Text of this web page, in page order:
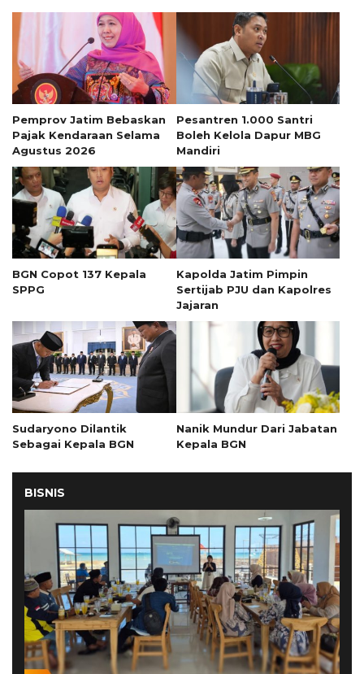
Pemprov Jatim Bebaskan
Pajak Kendaraan Selama
Agustus 2026
Pesantren 1.000 Santri
Boleh Kelola Dapur MBG
Mandiri
BGN Copot 137 Kepala
SPPG
Kapolda Jatim Pimpin
Sertijab PJU dan Kapolres
Jajaran
Sudaryono Dilantik
Sebagai Kepala BGN
Nanik Mundur Dari Jabatan
Kepala BGN
BISNIS